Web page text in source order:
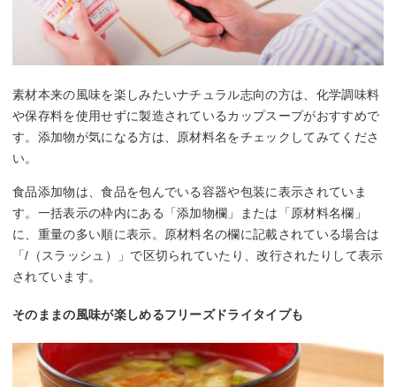
素材本来の風味を楽しみたいナチュラル志向の方は、化学調味料
や保存料を使用せずに製造されているカップスープがおすすめで
す。添加物が気になる方は、原材料名をチェックしてみてくださ
い。
食品添加物は、食品を包んでいる容器や包装に表示されていま
す。一括表示の枠内にある「添加物欄」または「原材料名欄」
に、重量の多い順に表示。原材料名の欄に記載されている場合は
「/（スラッシュ）」で区切られていたり、改行されたりして表示
されています。
そのままの風味が楽しめるフリーズドライタイプも